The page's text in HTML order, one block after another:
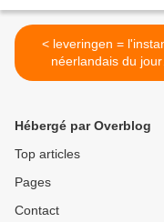
< leveringen = l'instant
néerlandais du jour
(2024_01_24)
Hébergé par Overblog
Top articles
Pages
Contact